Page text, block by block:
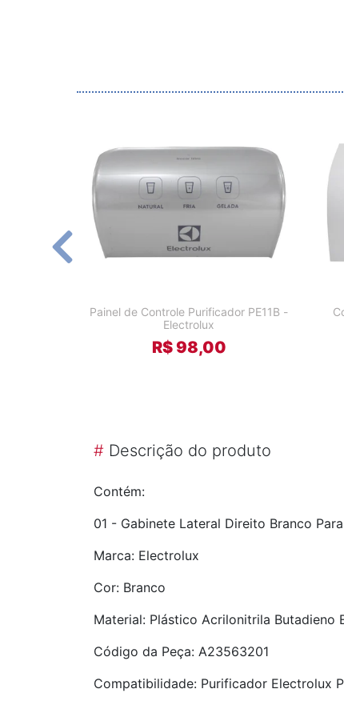
Painel de Controle Purificador PE11B -
Electrolux
R$ 98,00
# Descrição do produto
Contém:
01 - Gabinete Lateral Direito Branco
Marca: Electrolux
Cor: Branco
Material: Plástico Acrilonitrila Butadieno
Código da Peça: A23563201
Compatibilidade: Purificador Electrolux